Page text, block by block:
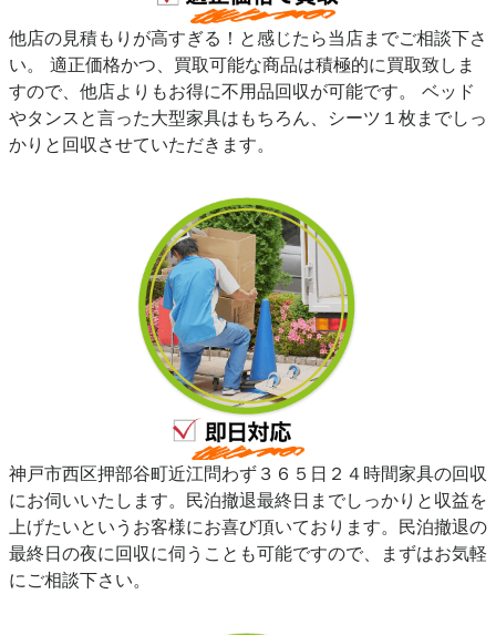
他店の見積もりが高すぎる！と感じたら当店までご相談下さ
い。 適正価格かつ、買取可能な商品は積極的に買取致しま
すので、他店よりもお得に不用品回収が可能です。 ベッド
やタンスと言った大型家具はもちろん、シーツ１枚までしっ
かりと回収させていただきます。
神戸市西区押部谷町近江問わず３６５日２４時間家具の回収
にお伺いいたします。民泊撤退最終日までしっかりと収益を
上げたいというお客様にお喜び頂いております。民泊撤退の
最終日の夜に回収に伺うことも可能ですので、まずはお気軽
にご相談下さい。